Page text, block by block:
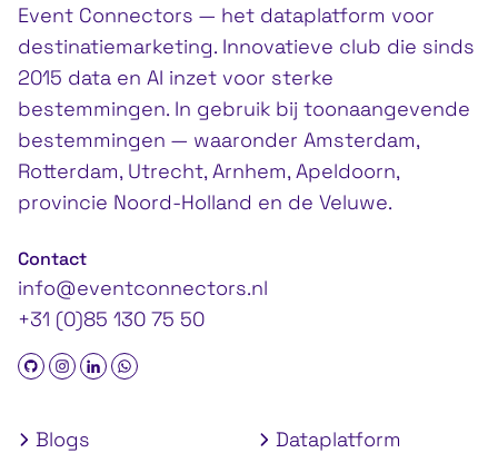
Event Connectors — het dataplatform voor
destinatiemarketing. Innovatieve club die sinds
2015 data en AI inzet voor sterke
bestemmingen. In gebruik bij toonaangevende
bestemmingen — waaronder Amsterdam,
Rotterdam, Utrecht, Arnhem, Apeldoorn,
provincie Noord-Holland en de Veluwe.
Contact
info@eventconnectors.nl
+31 (0)85 130 75 50
Blogs
Dataplatform